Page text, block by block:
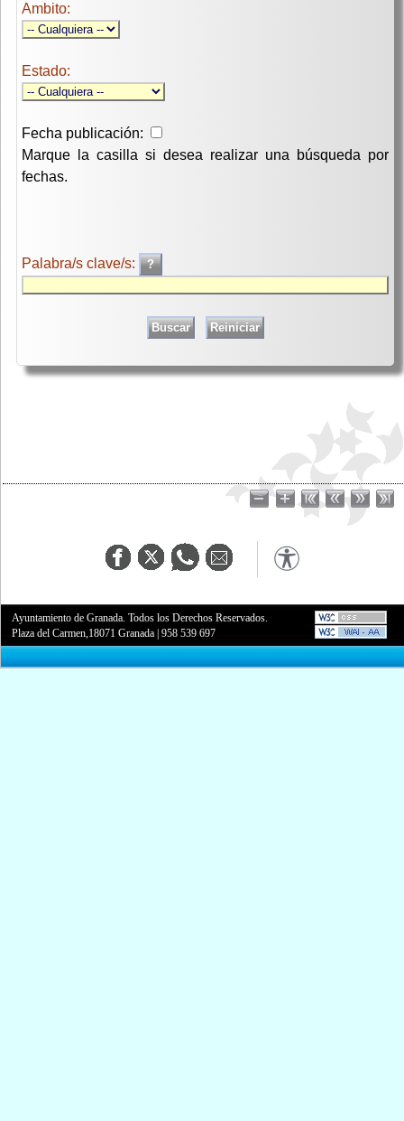
Ambito:
Estado:
Fecha publicación:
Marque la casilla si desea realizar una búsqueda por
fechas.
Palabra/s clave/s:
Ayuntamiento de Granada. Todos los Derechos Reservados.
Plaza del Carmen,18071 Granada |958 539 697